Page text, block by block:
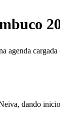
agenda
dando